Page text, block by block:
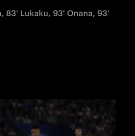
83' Lukaku, 93' Onana, 93'